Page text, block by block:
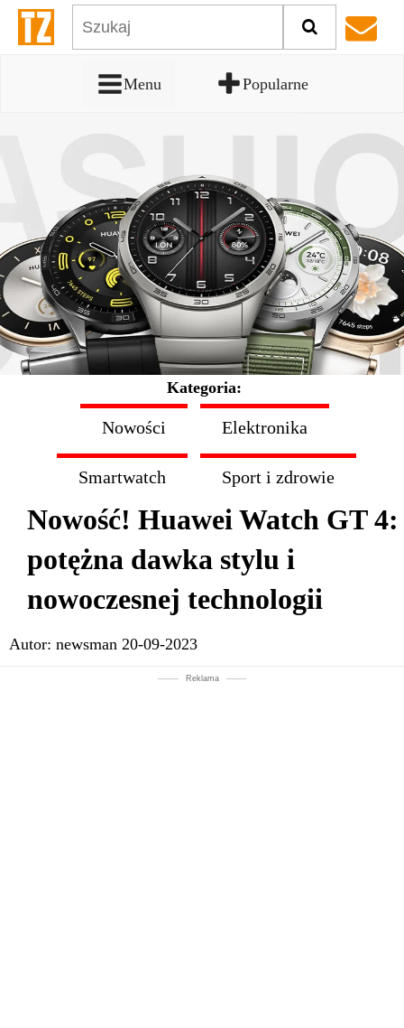
Menu Popularne
Kategoria:
Nowości Elektronika
Smartwatch Sport i zdrowie
Nowość! Huawei Watch GT 4:
potężna dawka stylu i
nowoczesnej technologii
Autor: newsman 20-09-2023
Reklama